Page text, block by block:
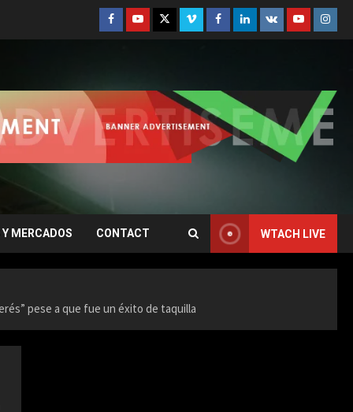
Facebook
YoutubeTwitterVimeoFacebook
Linkedin
VK Youtube
Y MERCADOS CONTACT WTACH LIVE
pese a que fue un éxito de taquilla